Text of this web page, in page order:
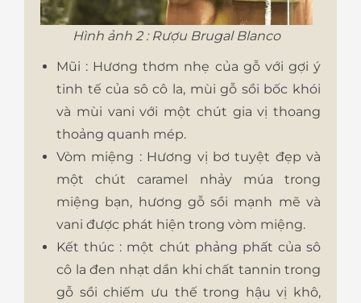
Hình ảnh 2 : Rượu Brugal Blanco
Mũi : Hương thơm nhẹ của gỗ với gợi ý
tinh tế của sô cô la, mùi gỗ sồi bốc khói
và mùi vani với một chút gia vị thoang
thoảng quanh mép.
Vòm miệng : Hương vị bơ tuyệt đẹp và
một chút caramel nhảy múa trong
miệng bạn, hương gỗ sồi mạnh mẽ và
vani được phát hiện trong vòm miệng.
Kết thúc : một chút phảng phất của sô
cô la đen nhạt dần khi chất tannin trong
gỗ sồi chiếm ưu thế trong hậu vị khô,